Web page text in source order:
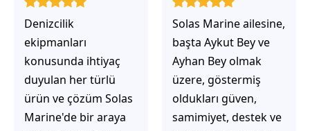
Solas Marine ailesine,
başta Aykut Bey ve
Ayhan Bey olmak
üzere, göstermiş
oldukları güven,
samimiyet, destek ve
Solas Marine ile
çalıştığınızda,
işlerinin gerçekten
çözüm üretmeye
odaklı olduğunu
hemen fark